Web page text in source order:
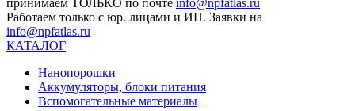
принимаем ТОЛЬКО по почте info@npfatlas.ru
Работаем только с юр. лицами и ИП. Заявки на
info@npfatlas.ru
КАТАЛОГ
Нанопорошки
Аккумуляторы, блоки питания
Вспомогательные материалы